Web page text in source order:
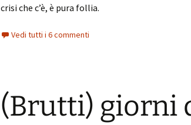
crisi che c’è, è pura follia.
Vedi tutti i 6 commenti
(Brutti) giorni